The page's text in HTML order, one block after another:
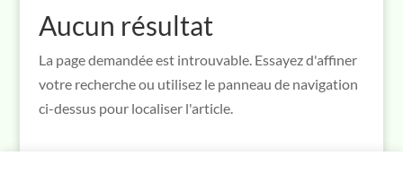
Aucun résultat
La page demandée est introuvable. Essayez d'affiner
votre recherche ou utilisez le panneau de navigation
ci-dessus pour localiser l'article.